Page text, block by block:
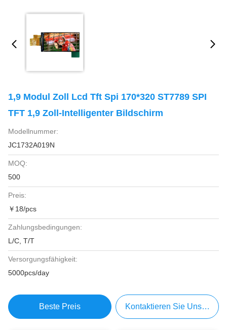
1,9 Modul Zoll Lcd Tft Spi 170*320 ST7789 SPI
TFT 1,9 Zoll-Intelligenter Bildschirm
Modellnummer:
JC1732A019N
MOQ:
500
Preis:
￥18/pcs
Zahlungsbedingungen:
L/C, T/T
Versorgungsfähigkeit:
5000pcs/day
Beste Preis Kontaktieren Sie Uns Jetzt